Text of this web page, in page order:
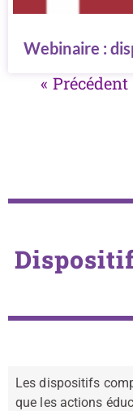
Webinaire :
« Précédent
Les dispositifs
que les actions